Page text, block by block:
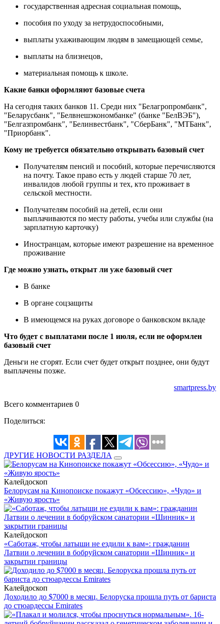
государственная адресная социальная помощь,
пособия по уходу за нетрудоспособными,
выплаты ухаживающим людям в замещающей семье,
выплаты на близнецов,
материальная помощь к школе.
Какие банки оформляют базовые счета
На сегодня таких банков 11. Среди них "Белагропромбанк",
"Беларусбанк", "Белвнешэкономбанке" (банке "БелВЭБ"),
"Белгазпромбанк", "Белинвестбанк", "СберБанк", "МТБанк",
"Приорбанк".
Кому не требуется обязательно открывать базовый счет
Получателям пенсий и пособий, которые перечисляются
на почту. Такое право есть у людей старше 70 лет,
инвалидов любой группы и тех, кто проживает в
сельской местности.
Получателям пособий на детей, если они
выплачиваются по месту работы, учебы или службы (на
зарплатную карточку)
Иностранцам, которые имеют разрешение на временное
проживание
Где можно узнать, открыт ли уже базовый счет
В банке
В органе соцзащиты
В имеющемся на руках договоре о банковском вкладе
Что будет с выплатами после 1 июля, если не оформлен
базовый счет
Деньги не сгорят. Если счет будет открыт позднее, они будут
выплачены позже.
smartpress.by
Всего комментариев 0
Поделиться:
ДРУГИЕ НОВОСТИ РАЗДЕЛА
Калейдоскоп
Белорусам на Кинопоиске покажут «Обсессию», «Чудо» и
«Живую ярость»
Калейдоскоп
«Саботаж, чтобы латыши не ездили к вам»: гражданин
Латвии о лечении в бобруйском санатории «Шинник» и
закрытии границы
Калейдоскоп
Доходило до $7000 в месяц. Белоруска прошла путь от бариста
до стюардессы Emirates